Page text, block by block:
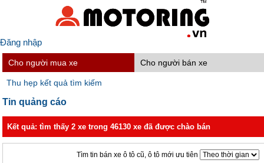
Đăng nhập
Cho người mua xe Cho người bán xe
Thu hẹp kết quả tìm kiếm
Tin quảng cáo
Kết quả: tìm thấy 2 xe trong 46130 xe đã được chào bán
Tìm tin bán xe ô tô cũ, ô tô mới ưu tiên